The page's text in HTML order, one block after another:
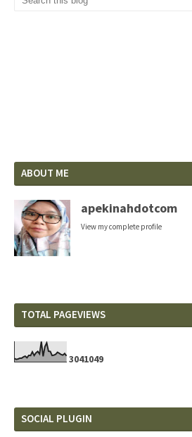
ABOUT ME
apekinahdotcom
View my complete profile
TOTAL PAGEVIEWS
3041049
SOCIAL PLUGIN